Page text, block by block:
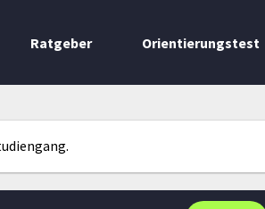
Ratgeber Orientierungstest